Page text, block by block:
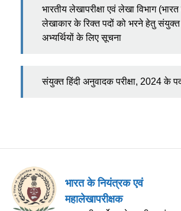
भारतीय लेखापरीक्षा एवं लेखा विभाग
लेखाकार के रिक्त पदों को भरने हेतु संयुक्त
अभ्यर्थियों के लिए सूचना
संयुक्त हिंदी अनुवादक परीक्षा, 2024 के
भारत के नियंत्रक एवं
महालेखापरीक्षक